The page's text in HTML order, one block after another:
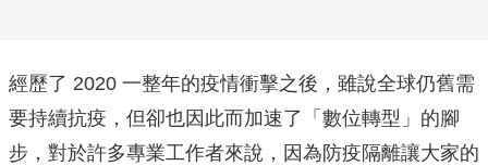
經歷了 2020 一整年的疫情衝擊之後，雖說全球仍舊需
要持續抗疫，但卻也因此而加速了「數位轉型」的腳
步，對於許多專業工作者來說，因為防疫隔離讓大家的